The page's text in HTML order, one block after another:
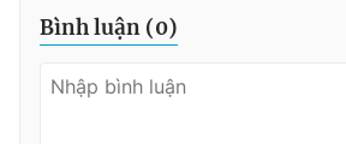
Bình luận (0)